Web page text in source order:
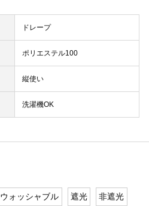
ドレープ
ポリエステル100
縦使い
洗濯機OK
ウォッシャブル 遮光 非遮光